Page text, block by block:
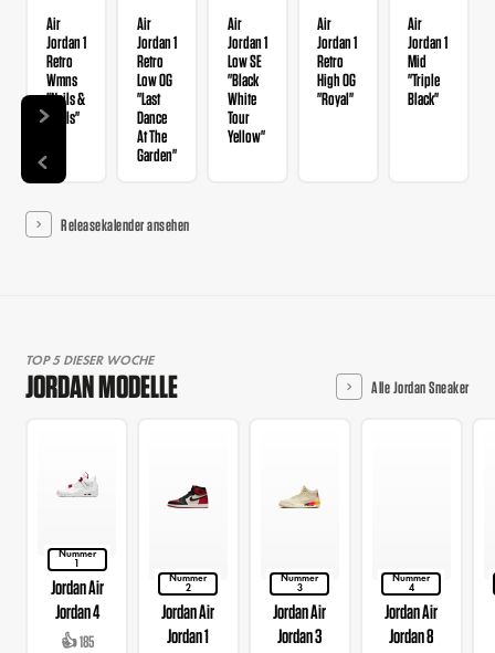
Air
Jordan 1
Retro
Wmns
"Nails &
Grails"
Air
Jordan 1
Retro
Low OG
"Last
Dance
At The
Garden"
Air
Jordan 1
Low SE
"Black
White
Tour
Yellow"
Air
Jordan 1
Retro
High OG
"Royal"
Air
Jordan 1
Mid
"Triple
Black"
Releasekalender ansehen
TOP 5 DIESER WOCHE
JORDAN MODELLE Alle Jordan Sneaker
Nummer
1
Jordan Air
Jordan 4
👍 185
Nummer
2
Jordan Air
Jordan 1
Nummer
3
Jordan Air
Jordan 3
Nummer
4
Jordan Air
Jordan 8